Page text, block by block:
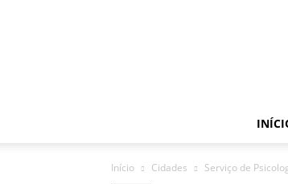
Início Cidades Serviço de